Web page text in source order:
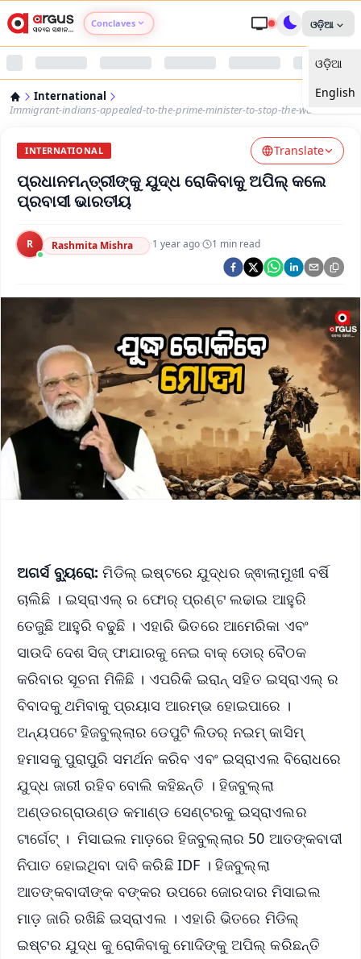
Conclaves
Argus Nari Shakti
Argus Health Connect
Argus Swaad Odisha
Argus Chalo Dekhein Apna Desh
ଓଡ଼ିଆ
ଓଡ଼ିଆ
English
International
Immigrant-indians-appealed-to-the-prime-minister-to-stop-the-war
INTERNATIONAL Translate
ପ୍ରଧାନମନ୍ତ୍ରୀଙ୍କୁ ଯୁଦ୍ଧ ରୋକିବାକୁ ଅପିଲ୍ କଲେ
ପ୍ରବାସୀ ଭାରତୀୟ
R Rashmita Mishra ·1 year ago· 1 min read
ଅଗର୍ସ ବ୍ୟୁରୋ:ମିଡିଲ୍ ଇଷ୍ଟରେ ଯୁଦ୍ଧର ଜ୍ଵାଲାମୁଖୀ ବର୍ଷି
ଚାଲିଛି । ଇସ୍ରାଏଲ୍ ର ଫୋର୍ ପ୍ରଣ୍ଟ ଲଢାଇ ଆହୁରି
ତେଜୁଛି ଆହୁରି ବଢୁଛି । ଏହାରି ଭିତରେ ଆମେରିକା ଏବଂ
ସାଉଦି ଦେଶ ସିଜ୍ ଫାଯାରକୁ ନେଇ ବାକ୍ ଡୋର୍ ବୈଠକ
କରିବାର ସୂଚନା ମିଳିଛି । ଏପରିକି ଇରାନ୍ ସହିତ ଇସ୍ରାଏଲ୍ ର
ବିବାଦକୁ ଥମିବାକୁ ପ୍ରୟାସ ଆରମ୍ଭ ହୋଇପାରେ ।
ଅନ୍ୟପଟେ ହିଜବୁଲ୍ଲାର ଡେପୁଟି ଲିଡର୍ ନଇମ୍ କାସିମ୍
ହମାସକୁ ପୁରାପୁରି ସମର୍ଥନ କରିବ ଏବଂ ଇସ୍ରାଏଲ ବିରୋଧରେ
ଯୁଦ୍ଧ ଜାରୀ ରହିବ ବୋଲି କହିଛନ୍ତି । ହିଜବୁଲ୍ଲା
ଅଣ୍ଡରଗ୍ରାଉଣ୍ଡ କମାଣ୍ଡ ସେଣ୍ଟରକୁ ଇସ୍ରାଏଲର
ଟାର୍ଗେଟ୍ । ମିସାଇଲ ମାଡ଼ରେ ହିଜବୁଲ୍ଲାର 50 ଆତଙ୍କବାଦୀ
ନିପାତ ହୋଇଥିବା ଦାବି କରିଛି IDF । ହିଜବୁଲ୍ଲା
ଆତଙ୍କବାଦୀଙ୍କ ବଙ୍କର ଉପରେ ଜୋରଦାର ମିସାଇଲ
ମାଡ଼ ଜାରି ରଖିଛି ଇସ୍ରାଏଲ । ଏହାରି ଭିତରେ ମିଡିଲ୍
ଇଷ୍ଟର ଯୁଦ୍ଧ କୁ ରୋକିବାକୁ ମୋଦିଙ୍କୁ ଅପିଲ୍ କରିଛନ୍ତି